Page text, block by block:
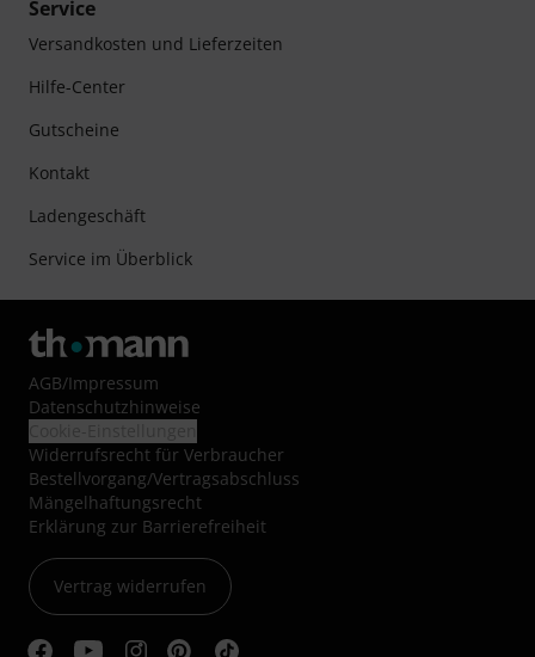
Service
Versandkosten und Lieferzeiten
Hilfe-Center
Gutscheine
Kontakt
Ladengeschäft
Service im Überblick
AGB/Impressum
Datenschutzhinweise
Widerrufsrecht für Verbraucher
Bestellvorgang/Vertragsabschluss
Mängelhaftungsrecht
Erklärung zur Barrierefreiheit
Vertrag widerrufen